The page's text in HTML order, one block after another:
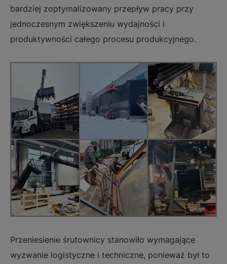
bardziej zoptymalizowany przepływ pracy przy
jednoczesnym zwiększeniu wydajności i
produktywności całego procesu produkcyjnego.
Przeniesienie śrutownicy stanowiło wymagające
wyzwanie logistyczne i techniczne, ponieważ był to